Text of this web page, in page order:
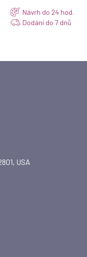
Návrh do 24 hod.
Dodání do 7 dnů
USA